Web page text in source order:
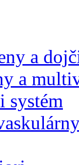
a
a
systém